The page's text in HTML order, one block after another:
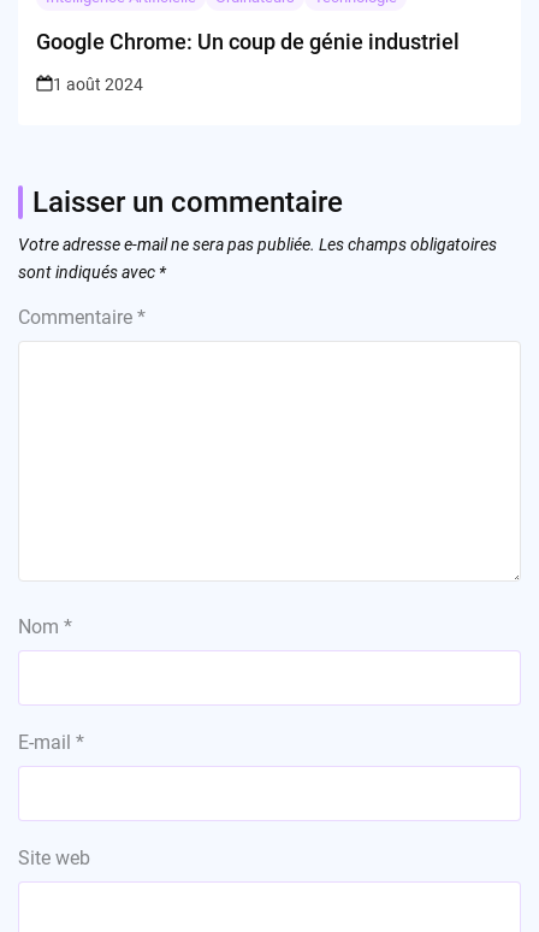
Google Chrome: Un coup de génie industriel
1 août 2024
Laisser un commentaire
Votre adresse e-mail ne sera pas publiée. Les champs obligatoires
sont indiqués avec *
Commentaire *
Nom *
E-mail *
Site web